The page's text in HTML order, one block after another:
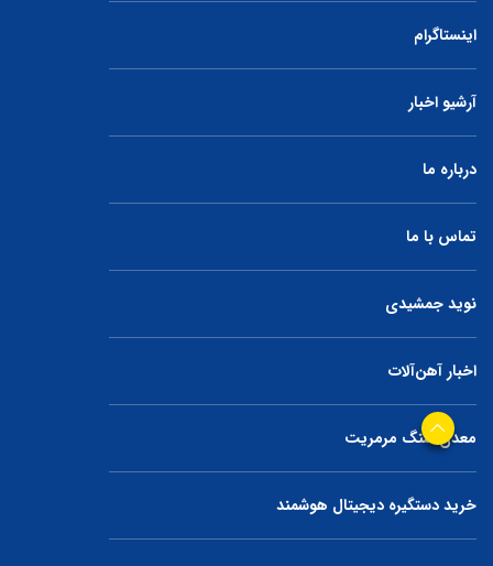
اینستاگرام
آرشیو اخبار
درباره ما
تماس با ما
نوید جمشیدی
اخبار آهن‌آلات
معدن سنگ مرمریت
خرید دستگیره دیجیتال هوشمند